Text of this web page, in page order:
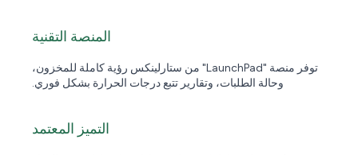
المنصة التقنية
توفر منصة "LaunchPad" من ستارلينكس رؤية كاملة للمخزون،
وحالة الطلبات، وتقارير تتبع درجات الحرارة بشكل فوري.
التميز المعتمد